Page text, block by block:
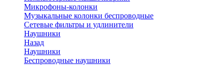
Микрофоны-колонки
Музыкальные колонки беспроводные
Сетевые фильтры и удлинители
Наушники
Назад
Наушники
Беспроводные наушники